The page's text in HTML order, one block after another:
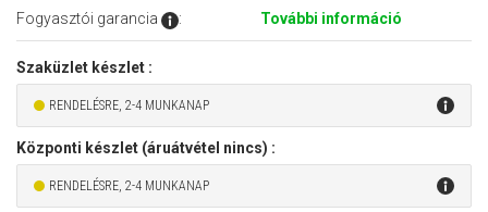
Fogyasztói garancia
: További információ
Szaküzlet készlet :
RENDELÉSRE, 2-4 MUNKANAP
Központi készlet (áruátvétel nincs) :
RENDELÉSRE, 2-4 MUNKANAP